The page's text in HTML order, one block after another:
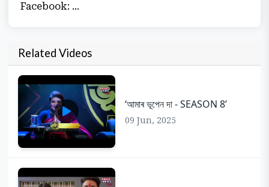
Facebook: ...
Related Videos
‘আমাৰ ভূপেন দা - SEASON 8’
09 Jun, 2025